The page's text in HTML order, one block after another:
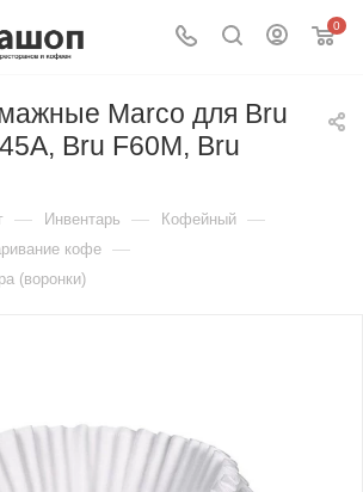
0
Marco для Bru
Bru F60M, Bru
— Инвентарь — Кофейный —
кофе —
(воронки)